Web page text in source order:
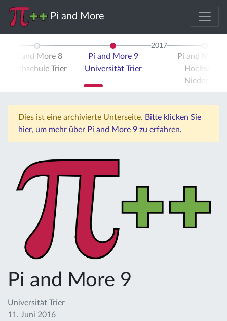
Pi and More
Pi and More 8
Hochschule Trier
Pi and More 9
Universität Trier
2017
Pi and More
Hochschule
Niederrhein
Dies ist eine archivierte Unterseite. Bitte klicken Sie
hier, um mehr über Pi and More 9 zu erfahren.
Pi and More 9
Universität Trier
11. Juni 2016